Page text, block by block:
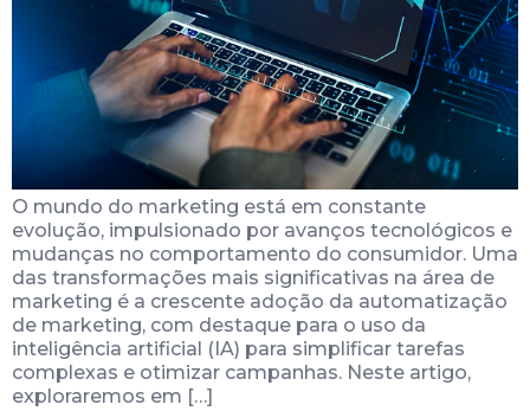
O mundo do marketing está em constante
evolução, impulsionado por avanços tecnológicos e
mudanças no comportamento do consumidor. Uma
das transformações mais significativas na área de
marketing é a crescente adoção da automatização
de marketing, com destaque para o uso da
inteligência artificial (IA) para simplificar tarefas
complexas e otimizar campanhas. Neste artigo,
exploraremos em […]